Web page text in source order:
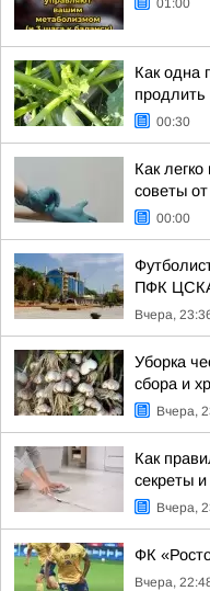
01:00
Как одна
00:30
Как
советы от
00:00
ПФК
Вчера,
Уборка
сбора и
Вчера,
Как
секреты
Вчера,
ФК
Вчера,